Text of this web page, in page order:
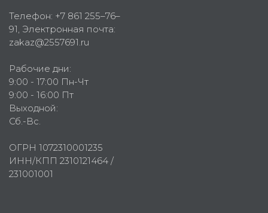
Телефон: +7 861 255–76–
91, Электронная почта:
zakaz@2557691.ru
Рабочие дни:
9:00 - 17:00 Пн-Чт
9:00 - 16:00 Пт
Выходной:
Сб.-Вс.
ОГРН 1072310001235
ИНН/КПП 2310121464 /
231001001